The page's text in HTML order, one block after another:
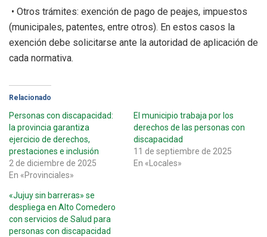
• Otros trámites: exención de pago de peajes, impuestos
(municipales, patentes, entre otros). En estos casos la
exención debe solicitarse ante la autoridad de aplicación de
cada normativa.
Relacionado
Personas con discapacidad:
la provincia garantiza
ejercicio de derechos,
prestaciones e inclusión
2 de diciembre de 2025
En «Provinciales»
El municipio trabaja por los
derechos de las personas con
discapacidad
11 de septiembre de 2025
En «Locales»
«Jujuy sin barreras» se
despliega en Alto Comedero
con servicios de Salud para
personas con discapacidad